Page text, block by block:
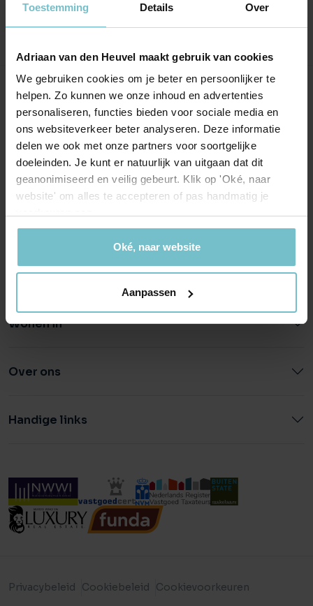
Toestemming Details Over
Adriaan van den Heuvel maakt gebruik van cookies
We gebruiken cookies om je beter en persoonlijker te
helpen. Zo kunnen we onze inhoud en advertenties
personaliseren, functies bieden voor sociale media en
ons websiteverkeer beter analyseren. Deze informatie
delen we ook met onze partners voor soortgelijke
doeleinden. Je kunt er natuurlijk van uitgaan dat dit
geanonimiseerd en veilig gebeurt. Klik op 'Oké, naar
website' om alles te accepteren of pas handmatig je
Oké, naar website
Aanpassen
Onze kantoren
Helmond
Hoofdstraat 155
5706 AL Helmond
info@heuvel.nl
0492 - 661 884
Eindhoven
Aalsterweg 134c
5615 CJ Eindhoven
eindhoven@heuvel.nl
040 - 78 20 849
Wonen in
Over ons
Handige links
Privacybeleid Cookiebeleid Cookievoorkeuren